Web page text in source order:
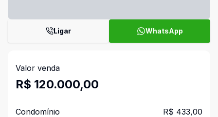
Ligar WhatsApp
Valor venda
R$ 120.000,00
Condomínio R$ 433,00